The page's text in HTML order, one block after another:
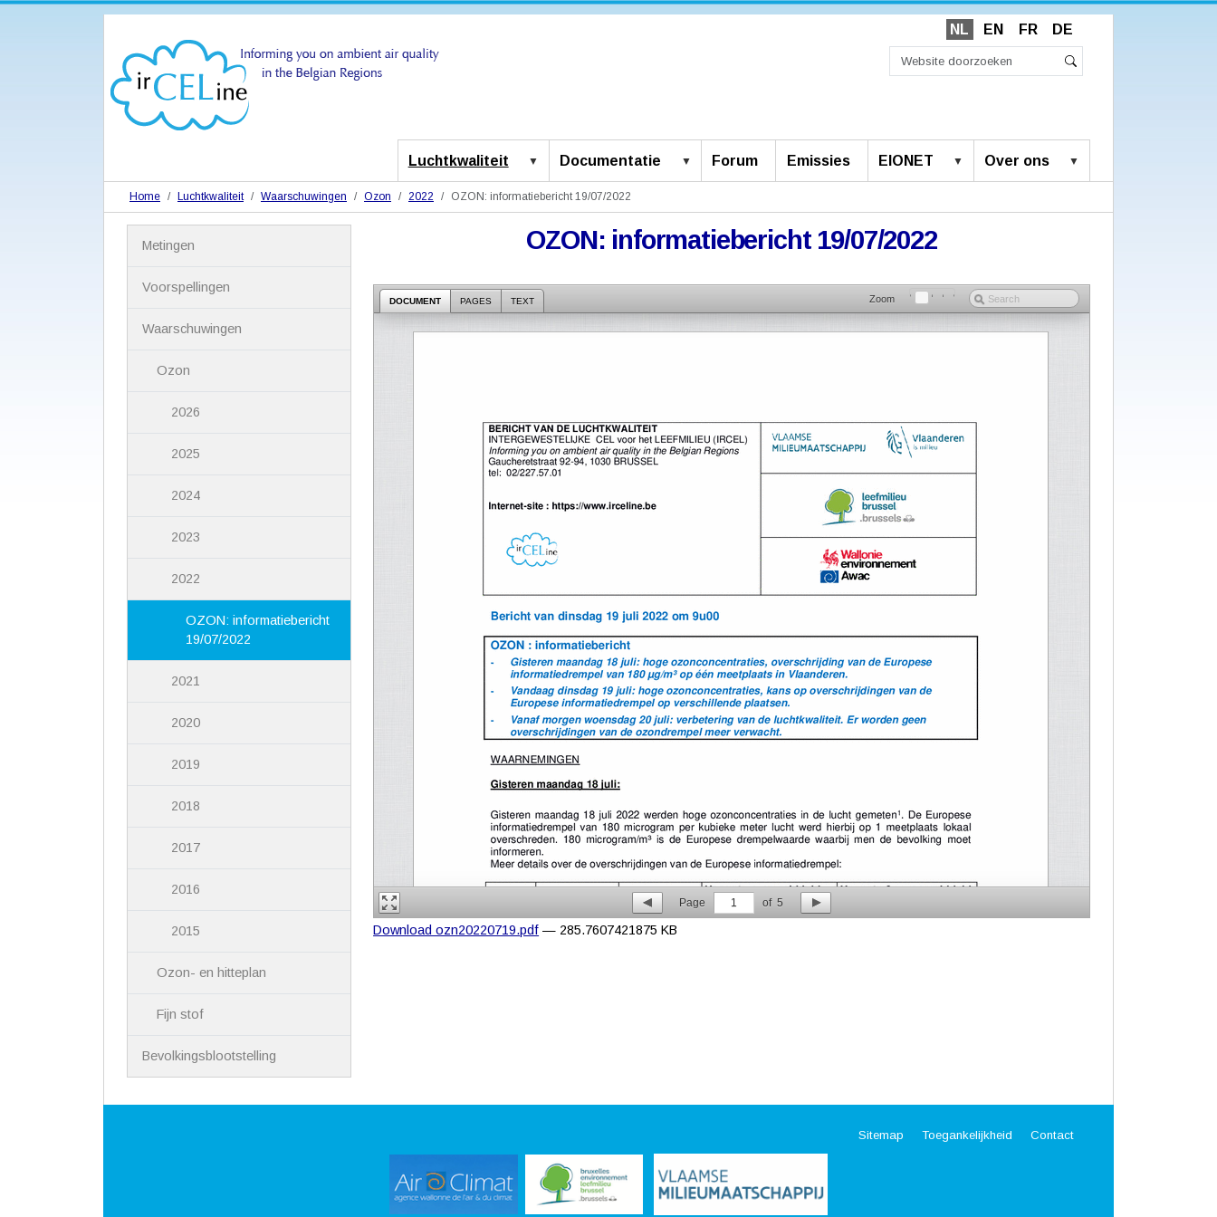
NL EN FR DE
Luchtkwaliteit Documentatie Forum Emissies EIONET Over ons
Home Luchtkwaliteit Waarschuwingen Ozon 2022 OZON: informatiebericht 19/07/2022
OZON: informatiebericht 19/07/2022
DOCUMENT PAGES TEXT Zoom
Page 1 of5
Download ozn20220719.pdf — 285.7607421875 KB
Metingen
Voorspellingen
Waarschuwingen
Ozon
2026
2025
2024
2023
2022
OZON: informatiebericht
19/07/2022
2021
2020
2019
2018
2017
2016
2015
Ozon- en hitteplan
Fijn stof
Bevolkingsblootstelling
Sitemap Toegankelijkheid Contact